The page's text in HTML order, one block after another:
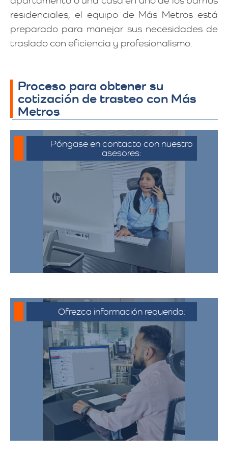
residenciales, el equipo de Más Metros está
preparado para manejar sus necesidades de
traslado con eficiencia y profesionalismo.
Proceso para obtener su
cotización de trasteo con Más
Metros
Póngase en contacto con nuestro
asesores:
Para iniciar el proceso de solicitud de
cotización, puede comunicarse a través
de whatsapp haciendo click en cotizar.​
Ofrezca información requerida:
Debe proporcionar información detallada
sobre la mudanza, incluyendo la dirección
de origen y destino, el tipo y cantidad de
pertenencias.​